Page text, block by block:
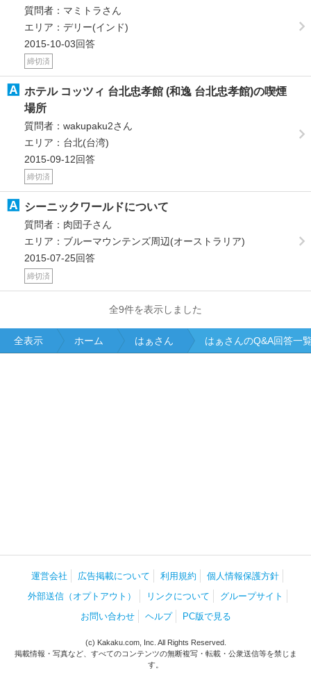
質問者：マミトラさん
エリア：デリー(インド)
2015-10-03回答
締切済
ホテル コッツィ 台北忠孝館 (和逸 台北忠孝館)の喫煙
場所
質問者：wakupaku2さん
エリア：台北(台湾)
2015-09-12回答
締切済
シーニックワールドについて
質問者：肉団子さん
エリア：ブルーマウンテンズ周辺(オーストラリア)
2015-07-25回答
締切済
全9件を表示しました
全表示 ホーム はぁさん はぁさんのQ&A回答一
運営会社 広告掲載について 利用規約
個人情報保護方針
外部送信（オプトアウト）
リンクについて
グループサイト
お問い合わせ
ヘルプ PC版で見る
(c) Kakaku.com, Inc. All Rights Reserved.
掲載情報・写真など、すべてのコンテンツの無断複写・転載・公衆送信等を禁じま
す。